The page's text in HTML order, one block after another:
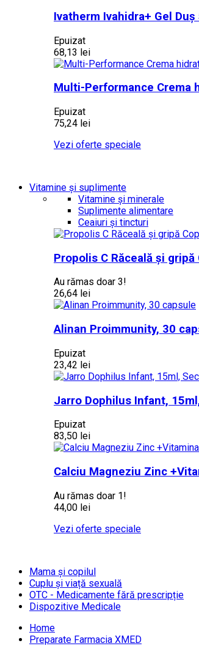
Ivatherm Ivahidra+ Gel Duș
Epuizat
68,13 lei
Multi-Performance Crema
Epuizat
75,24 lei
Vezi oferte speciale
Vitamine și suplimente
Vitamine și minerale
Suplimente alimentare
Ceaiuri și tincturi
Propolis C Răceală și
Au rămas doar 3!
26,64 lei
Alinan Proimmunity, 30
Epuizat
23,42 lei
Jarro Dophilus Infant,
Epuizat
83,50 lei
Calciu Magneziu Zinc
Au rămas doar 1!
44,00 lei
Vezi oferte speciale
Mama și copilul
Cuplu și viață sexuală
OTC - Medicamente fără prescripție
Dispozitive Medicale
Home
Preparate Farmacia XMED